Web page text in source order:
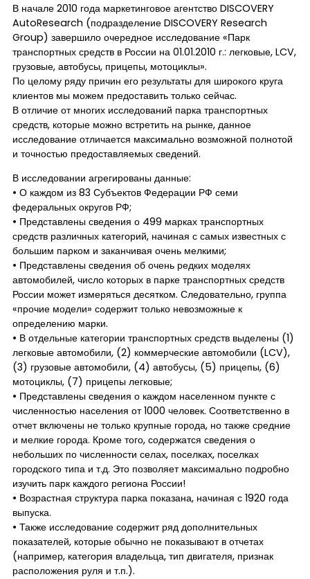
В начале 2010 года маркетинговое агентство DISCOVERY
AutoResearch (подразделение DISCOVERY Research
Group) завершило очередное исследование «Парк
транспортных средств в России на 01.01.2010 г.: легковые, LCV,
грузовые, автобусы, прицепы, мотоциклы».
По целому ряду причин его результаты для широкого круга
клиентов мы можем предоставить только сейчас.
В отличие от многих исследований парка транспортных
средств, которые можно встретить на рынке, данное
исследование отличается максимально возможной полнотой
и точностью предоставляемых сведений.
В исследовании агрегированы данные:
• О каждом из 83 Субъектов Федерации РФ семи
федеральных округов РФ;
• Представлены сведения о 499 марках транспортных
средств различных категорий, начиная с самых известных с
большим парком и заканчивая очень мелкими;
• Представлены сведения об очень редких моделях
автомобилей, число которых в парке транспортных средств
России может измеряться десятком. Следовательно, группа
«прочие модели» содержит только невозможные к
определению марки.
• В отдельные категории транспортных средств выделены (1)
легковые автомобили, (2) коммерческие автомобили (LCV),
(3) грузовые автомобили, (4) автобусы, (5) прицепы, (6)
мотоциклы, (7) прицепы легковые;
• Представлены сведения о каждом населенном пункте с
численностью населения от 1000 человек. Соответственно в
отчет включены не только крупные города, но также средние
и мелкие города. Кроме того, содержатся сведения о
небольших по численности селах, поселках, поселках
городского типа и т.д. Это позволяет максимально подробно
изучить парк каждого региона России!
• Возрастная структура парка показана, начиная с 1920 года
выпуска.
• Также исследование содержит ряд дополнительных
показателей, которые обычно не показывают в отчетах
(например, категория владельца, тип двигателя, признак
расположения руля и т.п.).